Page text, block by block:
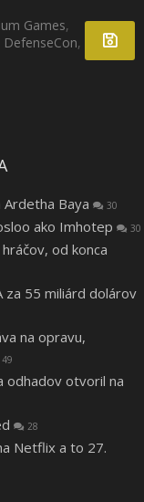
Games,
DefenseCon,
Baya 30
ako Imhotep 30
od konca
za 55 miliárd dolárov
na opravu,
49
odhadov otvoril na
28
Netflix a to 27.